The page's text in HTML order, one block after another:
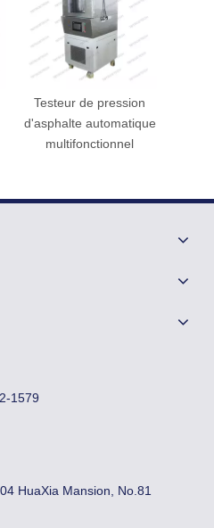
Testeur de pression
d'asphalte automatique
multifonctionnel
1579
HuaXia Mansion, No.81